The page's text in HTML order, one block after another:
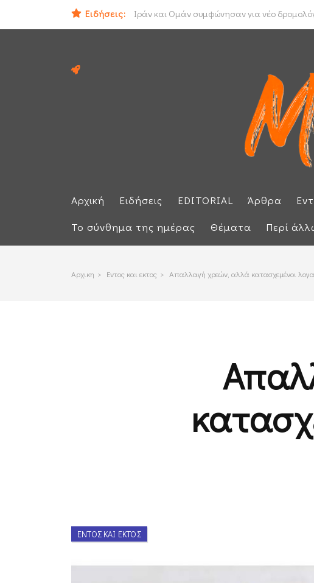
Ειδήσεις:
Ιράν και Ομάν συμφώνησαν για νέο
Ηλεκτρική διασύνδεση Ελλάδας - Κύπρου:
Αρχική Ειδήσεις EDITORIAL Άρθρα
Το σύνθημα της ημέρας
Θέματα Περί
Αρχικη > Εντος και εκτος > Απαλλαγή χρεών, αλλά κατασχεμένοι
ΕΝΤΌΣ ΚΑΙ ΕΚΤΌΣ